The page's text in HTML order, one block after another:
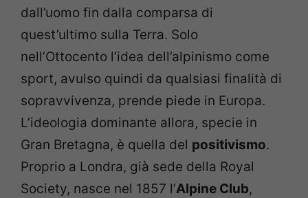
dall’uomo fin dalla comparsa di
quest’ultimo sulla Terra. Solo
nell’Ottocento l’idea dell’alpinismo come
sport, avulso quindi da qualsiasi finalità di
sopravvivenza, prende piede in Europa.
L’ideologia dominante allora, specie in
Gran Bretagna, è quella del positivismo.
Proprio a Londra, già sede della Royal
Society, nasce nel 1857 l’Alpine Club,